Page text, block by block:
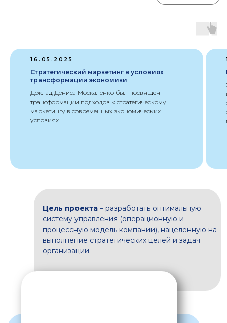
16.05.2025
Стратегический маркетинг в условиях
трансформации экономики
Доклад Дениса Москаленко был посвящен
трансформации подходов к стратегическому
маркетингу в современных экономических
условиях.
структурных и функциональных
подразделений
необходимо подготовить
процессы компании к
автоматизации, в том числе
сформировать функциональные
автоматизации
участников судебных споров по
ценным бумагам